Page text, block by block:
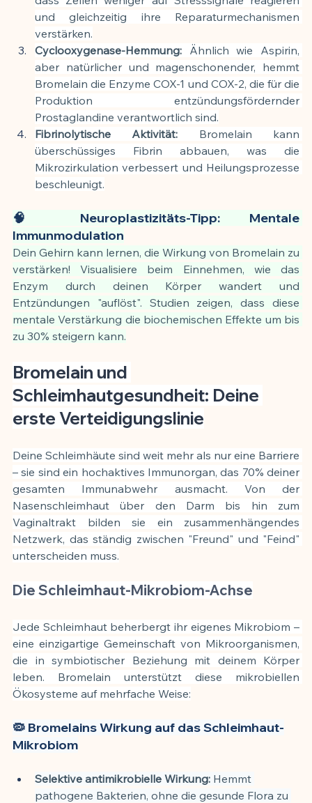
und gleichzeitig ihre Reparaturmechanismen
verstärken.
Cyclooxygenase-Hemmung: Ähnlich wie Aspirin,
aber natürlicher und magenschonender, hemmt
Bromelain die Enzyme COX-1 und COX-2, die für die
Produktion entzündungsfördernder
Prostaglandine verantwortlich sind.
Fibrinolytische Aktivität: Bromelain kann
überschüssiges Fibrin abbauen, was die
Mikrozirkulation verbessert und Heilungsprozesse
beschleunigt.
🧠 Neuroplastizitäts-Tipp: Mentale
Immunmodulation
Dein Gehirn kann lernen, die Wirkung von Bromelain zu
verstärken! Visualisiere beim Einnehmen, wie das
Enzym durch deinen Körper wandert und
Entzündungen "auflöst". Studien zeigen, dass diese
mentale Verstärkung die biochemischen Effekte um bis
zu 30% steigern kann.
Bromelain und
Schleimhautgesundheit: Deine
erste Verteidigungslinie
Deine Schleimhäute sind weit mehr als nur eine Barriere
– sie sind ein hochaktives Immunorgan, das 70% deiner
gesamten Immunabwehr ausmacht. Von der
Nasenschleimhaut über den Darm bis hin zum
Vaginaltrakt bilden sie ein zusammenhängendes
Netzwerk, das ständig zwischen "Freund" und "Feind"
unterscheiden muss.
Die Schleimhaut-Mikrobiom-Achse
Jede Schleimhaut beherbergt ihr eigenes Mikrobiom –
eine einzigartige Gemeinschaft von Mikroorganismen,
die in symbiotischer Beziehung mit deinem Körper
leben. Bromelain unterstützt diese mikrobiellen
Ökosysteme auf mehrfache Weise:
🦠 Bromelains Wirkung auf das Schleimhaut-
Mikrobiom
Selektive antimikrobielle Wirkung: Hemmt
pathogene Bakterien, ohne die gesunde Flora zu